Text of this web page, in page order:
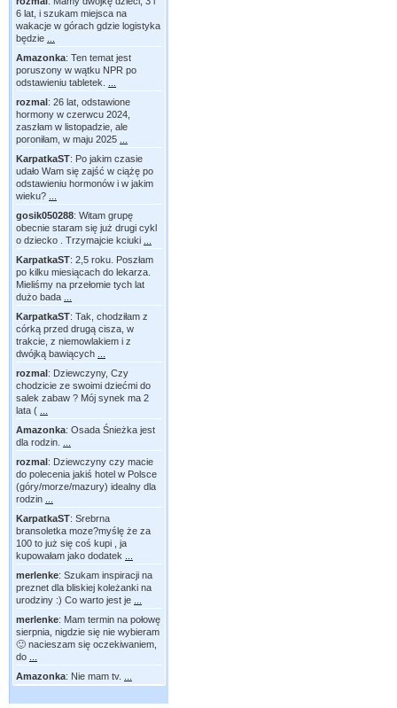
6 lat, i szukam miejsca na
wakacje w górach gdzie logistyka
będzie
Amazonka: Ten temat jest
poruszony w wątku NPR po
odstawieniu tabletek.
rozmal: 26 lat, odstawione
hormony w czerwcu 2024,
zaszłam w listopadzie, ale
poroniłam, w maju 2025
KarpatkaST: Po jakim czasie
udało Wam się zajść w ciążę po
odstawieniu hormonów i w jakim
wieku?
gosik050288: Witam grupę
obecnie staram się już drugi cykl
o dziecko . Trzymajcie kciuki
KarpatkaST: 2,5 roku. Poszłam
po kilku miesiącach do lekarza.
Mieliśmy na przełomie tych lat
dużo bada
KarpatkaST: Tak, chodziłam z
córką przed drugą cisza, w
trakcie, z niemowlakiem i z
dwójką bawiących
rozmal: Dziewczyny, Czy
chodzicie ze swoimi dziećmi do
salek zabaw ? Mój synek ma 2
lata (
Amazonka: Osada Śnieżka jest
dla rodzin.
rozmal: Dziewczyny czy macie
do polecenia jakiś hotel w Polsce
(góry/morze/mazury) idealny dla
rodzin
KarpatkaST: Srebrna
bransoletka moze?myślę że za
100 to już się coś kupi , ja
kupowałam jako dodatek
merlenke: Szukam inspiracji na
preznet dla bliskiej koleżanki na
urodziny :) Co warto jest je
merlenke: Mam termin na połowę
sierpnia, nigdzie się nie wybieram
🙂 nacieszam się oczekiwaniem,
do
Amazonka: Nie mam tv.